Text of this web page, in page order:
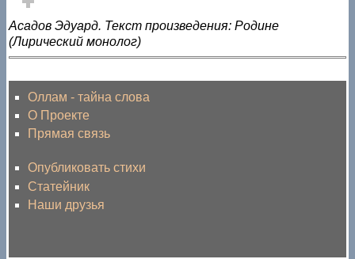
Голос за!
Асадов Эдуард. Текст произведения: Родине
(Лирический монолог)
Оллам - тайна слова
О Проекте
Прямая связь
Опубликовать стихи
Статейник
Наши друзья